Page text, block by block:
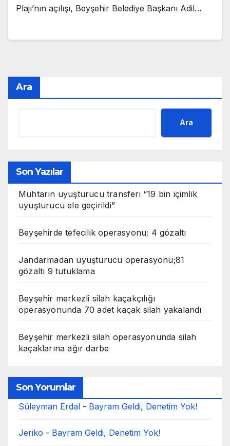
Plajı’nın açılışı, Beyşehir Belediye Başkanı Adil…
Ara
Ara
Son Yazılar
Muhtarın uyuşturucu transferi “19 bin içimlik
uyuşturucu ele geçirildi”
Beyşehirde tefecilik operasyonu; 4 gözaltı
Jandarmadan uyuşturucu operasyonu;81
gözaltı 9 tutuklama
Beyşehir merkezli silah kaçakçılığı
operasyonunda 70 adet kaçak silah yakalandı
Beyşehir merkezli silah operasyonunda silah
kaçaklarına ağır darbe
Son Yorumlar
Süleyman Erdal - Bayram Geldi, Denetim Yok!
Jeriko - Bayram Geldi, Denetim Yok!